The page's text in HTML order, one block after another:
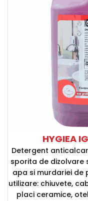
HYGIEA
Detergent
sporita de dizolvare
apa si murdariei de
utilizare: chiuvete,
placi ceramice,